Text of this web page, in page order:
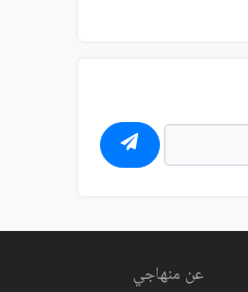
عن منهاجي